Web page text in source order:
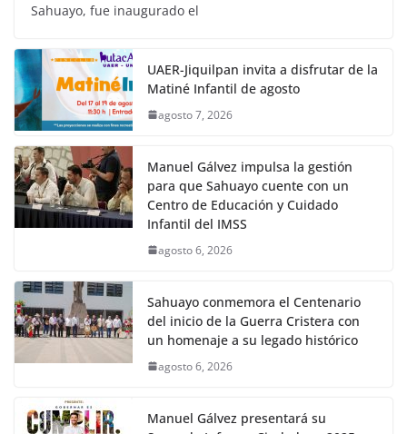
Sahuayo, fue inaugurado el
UAER-Jiquilpan invita a disfrutar de la
Matiné Infantil de agosto
agosto 7, 2026
Manuel Gálvez impulsa la gestión
para que Sahuayo cuente con un
Centro de Educación y Cuidado
Infantil del IMSS
agosto 6, 2026
Sahuayo conmemora el Centenario
del inicio de la Guerra Cristera con
un homenaje a su legado histórico
agosto 6, 2026
Manuel Gálvez presentará su